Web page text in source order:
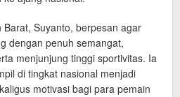
Barat, Suyanto, berpesan agar
dengan penuh semangat,
menjunjung tinggi sportivitas. Ia
di tingkat nasional menjadi
motivasi bagi para pemain